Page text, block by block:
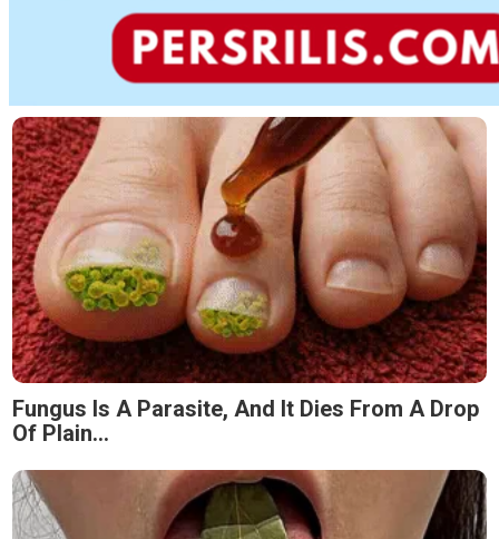
Fungus Is A Parasite, And It Dies From A Drop
Of Plain...